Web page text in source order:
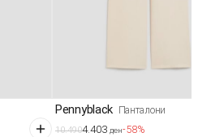
Pennyblack Панталони
10.4904.403 ден-58%